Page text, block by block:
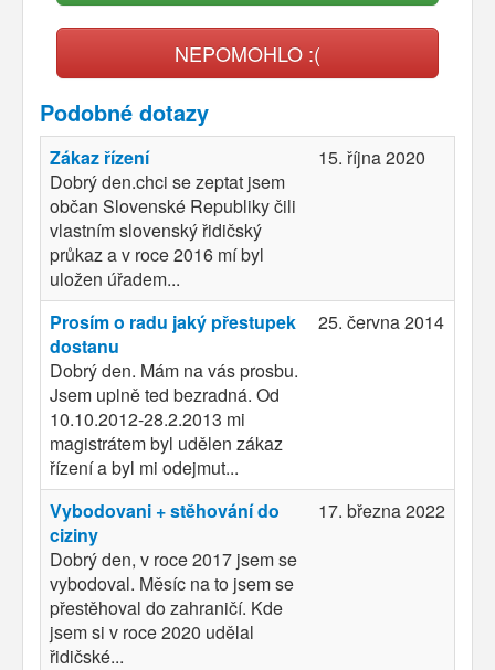
NEPOMOHLO :(
Podobné dotazy
Zákaz řízení
Dobrý den.chci se zeptat jsem
občan Slovenské Republiky čili
vlastním slovenský řidičský
průkaz a v roce 2016 mí byl
uložen úřadem...
15. října 2020
Prosím o radu jaký přestupek
dostanu
Dobrý den. Mám na vás prosbu.
Jsem uplně ted bezradná. Od
10.10.2012-28.2.2013 mi
magistrátem byl udělen zákaz
řízení a byl mi odejmut...
25. června 2014
Vybodovani + stěhování do
ciziny
Dobrý den, v roce 2017 jsem se
vybodoval. Měsíc na to jsem se
přestěhoval do zahraničí. Kde
jsem si v roce 2020 udělal
řidičské...
17. března 2022